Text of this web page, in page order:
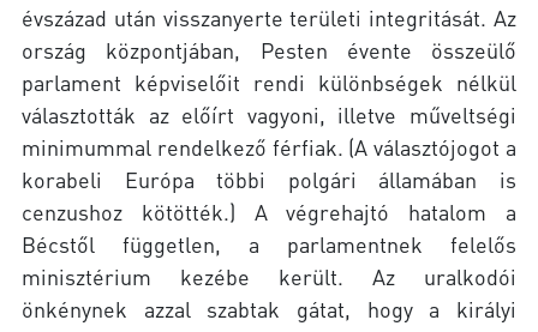
évszázad után visszanyerte területi integritását. Az
ország központjában, Pesten évente összeülő
parlament képviselőit rendi különbségek nélkül
választották az előírt vagyoni, illetve műveltségi
minimummal rendelkező férfiak. (A választójogot a
korabeli Európa többi polgári államában is
cenzushoz kötötték.) A végrehajtó hatalom a
Bécstől független, a parlamentnek felelős
minisztérium kezébe került. Az uralkodói
önkénynek azzal szabtak gátat, hogy a királyi